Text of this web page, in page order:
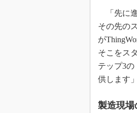
「先に進
その先の
が
そこをス
テップ3
供します
製造現場